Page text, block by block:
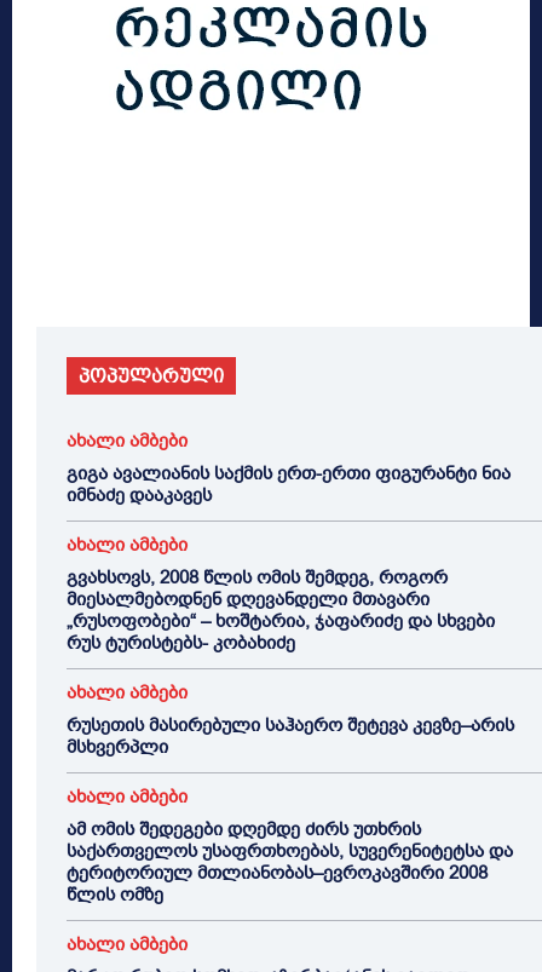
პოპულარული
ახალი ამბები
გიგა ავალიანის საქმის ერთ-ერთი ფიგურანტი ნია
იმნაძე დააკავეს
ახალი ამბები
გვახსოვს, 2008 წლის ომის შემდეგ, როგორ
მიესალმებოდნენ დღევანდელი მთავარი
„რუსოფობები“ – ხოშტარია, ჯაფარიძე და სხვები
რუს ტურისტებს- კობახიძე
ახალი ამბები
რუსეთის მასირებული საჰაერო შეტევა კევზე–არის
მსხვერპლი
ახალი ამბები
ამ ომის შედეგები დღემდე ძირს უთხრის
საქართველოს უსაფრთხოებას, სუვერენიტეტსა და
ტერიტორიულ მთლიანობას–ევროკავშირი 2008
წლის ომზე
ახალი ამბები